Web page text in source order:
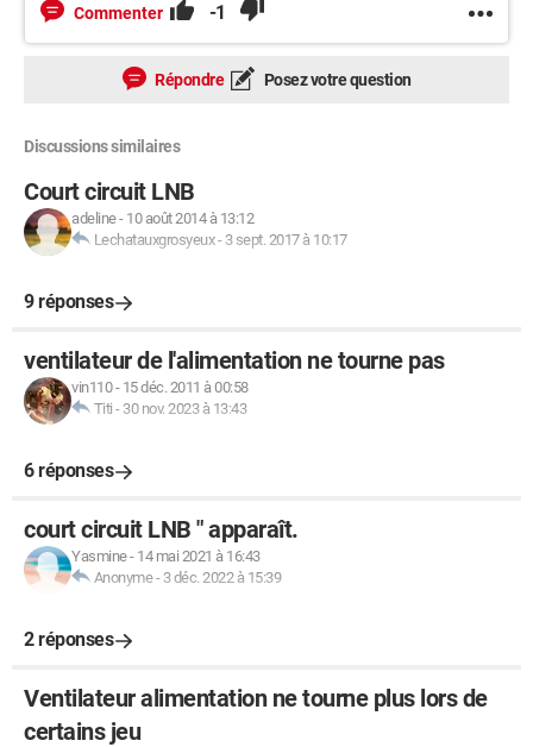
Commenter -1
Répondre Posez votre question
Discussions similaires
Court circuit LNB
adeline- 10 août 2014 à 13:12
Lechatauxgrosyeux- 3 sept. 2017 à 10:17
9 réponses
ventilateur de l'alimentation ne tourne pas
vin110- 15 déc. 2011 à 00:58
Titi - 30 nov. 2023 à 13:43
6 réponses
court circuit LNB " apparaît.
Yasmine- 14 mai 2021 à 16:43
Anonyme- 3 déc. 2022 à 15:39
2 réponses
Ventilateur alimentation ne tourne plus lors de
certains jeu